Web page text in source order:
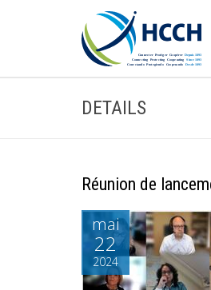
DETAILS
Réunion de
mai
22
2024